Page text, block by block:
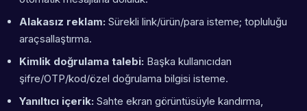
Alakasız reklam: Sürekli link/ürün/para isteme; topluluğu
araçsallaştırma.
Kimlik doğrulama talebi: Başka kullanıcıdan
şifre/OTP/kod/özel doğrulama bilgisi isteme.
Yanıltıcı içerik: Sahte ekran görüntüsüyle kandırma,